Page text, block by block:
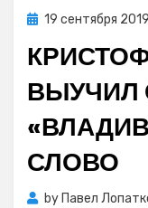
Posted
19 сентября 2019
ВЫУЧИЛ
СЛОВО
by Павел